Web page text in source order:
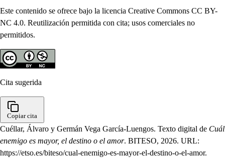
Este contenido se ofrece bajo la licencia Creative Commons CC BY-
NC 4.0. Reutilización permitida con cita; usos comerciales no
permitidos.
Cita sugerida
Copiar cita
Cuéllar, Álvaro y Germán Vega García-Luengos. Texto digital de Cuál
enemigo es mayor, el destino o el amor. BITESO, 2026. URL:
https://etso.es/biteso/cual-enemigo-es-mayor-el-destino-o-el-amor.